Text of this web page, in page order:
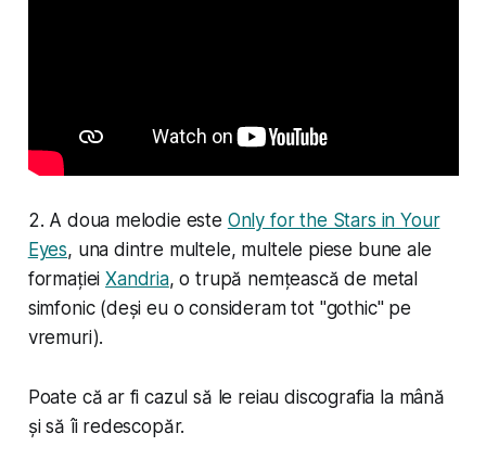
2. A doua melodie este Only for the Stars in Your
Eyes, una dintre multele, multele piese bune ale
formațieiXandria, o trupă nemțească de metal
simfonic (deși eu o consideram tot "gothic" pe
vremuri).
Poate că ar fi cazul să le reiau discografia la mână
și să îi redescopăr.